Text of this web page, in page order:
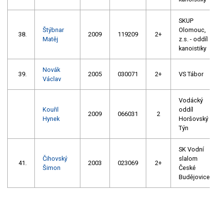
38.
Štýbnar
Matěj
2009 119209 2+
SKUP
Olomouc,
z.s. - oddíl
kanoistiky
39.
Novák
Václav
2005 030071 2+ VS Tábor
Kouřil
Hynek
2009 066031 2
Vodácký
oddíl
Horšovský
Týn
41.
Čihovský
Šimon
2003 023069 2+
SK Vodní
slalom
České
Budějovice